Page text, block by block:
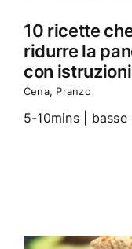
10 ricette
ridurre la
con
Cena, Pranzo
5-10mins | basse